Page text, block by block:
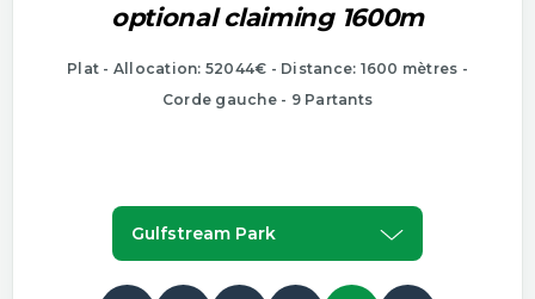
optional claiming 1600m
Plat - Allocation: 52044€ - Distance: 1600 mètres -
Corde gauche - 9 Partants
Gulfstream Park